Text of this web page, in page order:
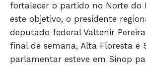
fortalecer o partido no Norte do
este objetivo, o presidente
deputado federal Valtenir
final de semana, Alta Floresta e
parlamentar esteve em Sinop